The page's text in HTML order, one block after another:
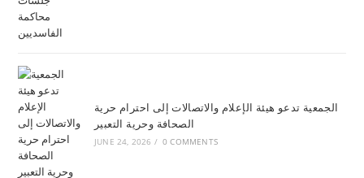
الجمعية تدعو هيئة الإعلام والاتصالات إلى احترام حرية
الصحافة وحرية التعبير
JUNE 24, 2026 / 0 COMMENTS